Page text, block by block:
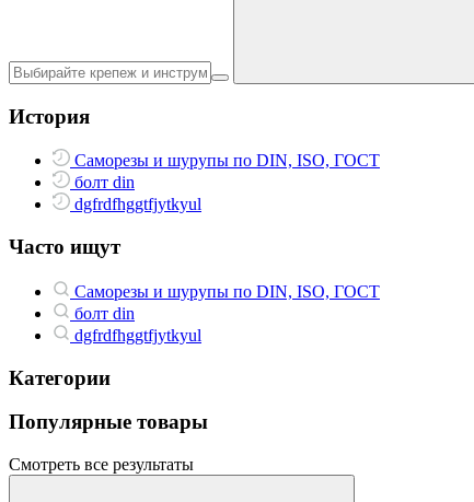
История
Саморезы и шурупы по DIN, ISO, ГОСТ
болт din
dgfrdfhggtfjytkyul
Часто ищут
Саморезы и шурупы по DIN, ISO, ГОСТ
болт din
dgfrdfhggtfjytkyul
Категории
Популярные товары
Смотреть все результаты